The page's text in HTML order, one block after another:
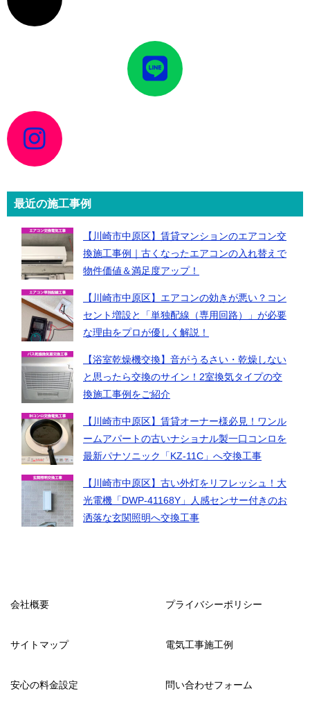
ン
リ
イ
コ
ン
リ
イ
コ
ン
リ
最近の施工事例
【川崎市中原区】賃貸マンションのエアコン交
換施工事例｜古くなったエアコンの入れ替えで
物件価値＆満足度アップ！
【川崎市中原区】エアコンの効きが悪い？コン
セント増設と「単独配線（専用回路）」が必要
な理由をプロが優しく解説！
【浴室乾燥機交換】音がうるさい・乾燥しない
と思ったら交換のサイン！2室換気タイプの交
換施工事例をご紹介
【川崎市中原区】賃貸オーナー様必見！ワンル
ームアパートの古いナショナル製一口コンロを
最新パナソニック「KZ-11C」へ交換工事
【川崎市中原区】古い外灯をリフレッシュ！大
光電機「DWP-41168Y」人感センサー付きのお
洒落な玄関照明へ交換工事
会社概要 プライバシーポリシー
サイトマップ 電気工事施工例
安心の料金設定 問い合わせフォーム